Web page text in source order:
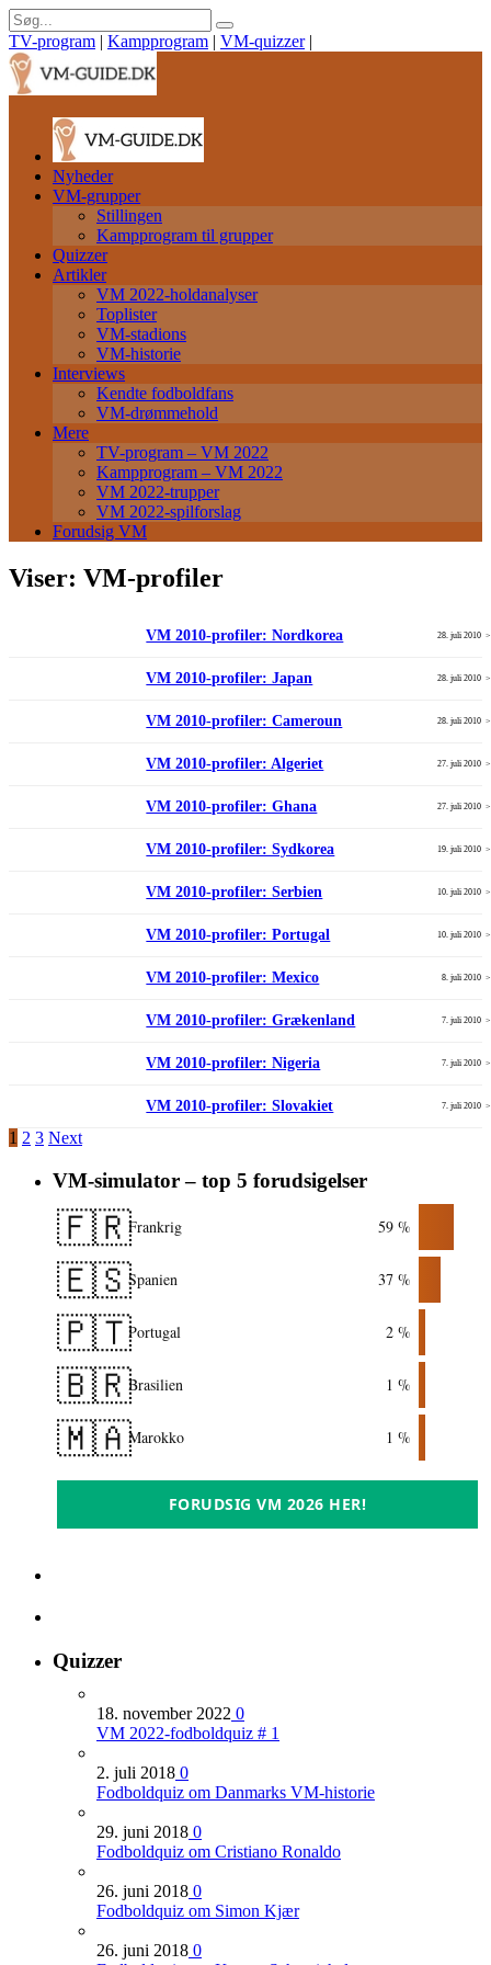
TV-program | Kampprogram | VM-quizzer |
Nyheder
VM-grupper
Stillingen
Kampprogram til grupper
Quizzer
Artikler
VM 2022-holdanalyser
Toplister
VM-stadions
VM-historie
Interviews
Kendte fodboldfans
VM-drømmehold
Mere
TV-program – VM 2022
Kampprogram – VM 2022
VM 2022-trupper
VM 2022-spilforslag
Forudsig VM
Viser: VM-profiler
28. juli 2010
VM 2010-profiler: Nordkorea
28. juli 2010
VM 2010-profiler: Japan
28. juli 2010
VM 2010-profiler: Cameroun
27. juli 2010
VM 2010-profiler: Algeriet
27. juli 2010
VM 2010-profiler: Ghana
19. juli 2010
VM 2010-profiler: Sydkorea
10. juli 2010
VM 2010-profiler: Serbien
10. juli 2010
VM 2010-profiler: Portugal
8. juli 2010
VM 2010-profiler: Mexico
7. juli 2010
VM 2010-profiler: Grækenland
7. juli 2010
VM 2010-profiler: Nigeria
7. juli 2010
VM 2010-profiler: Slovakiet
1 2 3 Next
VM-simulator – top 5 forudsigelser
🇫🇷Frankrig 59 %
🇪🇸Spanien 37 %
🇵🇹Portugal 2 %
🇧🇷Brasilien 1 %
🇲🇦Marokko 1 %
FORUDSIG VM 2026 HER!
Quizzer
18. november 2022 0
VM 2022-fodboldquiz # 1
2. juli 2018 0
Fodboldquiz om Danmarks VM-historie
29. juni 2018 0
Fodboldquiz om Cristiano Ronaldo
26. juni 2018 0
Fodboldquiz om Simon Kjær
26. juni 2018 0